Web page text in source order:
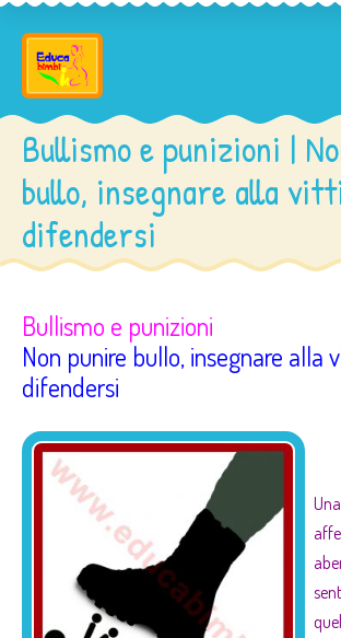
Bullismo e punizioni |
bullo, insegnare alla
difendersi
Bullismo e punizioni
Non punire bullo, insegnare alla
difendersi